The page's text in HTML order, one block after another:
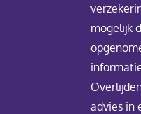
mogelijk
advies in